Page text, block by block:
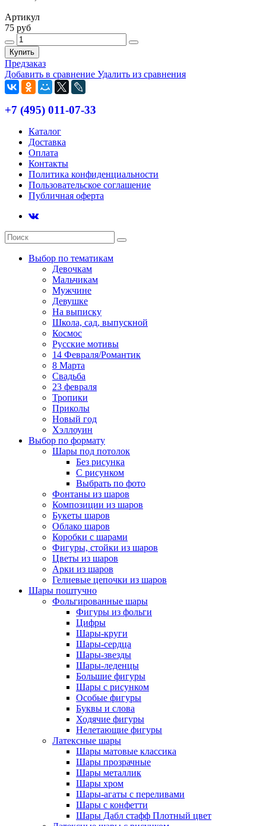
Артикул
75 руб
Купить
Предзаказ
Добавить в сравнение Удалить из сравнения
+7 (495) 011-07-33
Каталог
Доставка
Оплата
Контакты
Политика конфиденциальности
Пользовательское соглашение
Публичная оферта
Выбор по тематикам
Девочкам
Мальчикам
Мужчине
Девушке
На выписку
Школа, сад, выпускной
Космос
Русские мотивы
14 Февраля/Романтик
8 Марта
Свадьба
23 февраля
Тропики
Приколы
Новый год
Хэллоуин
Выбор по формату
Шары под потолок
Без рисунка
С рисунком
Выбрать по фото
Фонтаны из шаров
Композиции из шаров
Букеты шаров
Облако шаров
Коробки с шарами
Фигуры, стойки из шаров
Цветы из шаров
Арки из шаров
Гелиевые цепочки из шаров
Шары поштучно
Фольгированные шары
Фигуры из фольги
Цифры
Шары-круги
Шары-сердца
Шары-звезды
Шары-леденцы
Большие фигуры
Шары с рисунком
Особые фигуры
Буквы и слова
Ходячие фигуры
Нелетающие фигуры
Латексные шары
Шары матовые классика
Шары прозрачные
Шары металлик
Шары хром
Шары-агаты с переливами
Шары с конфетти
Шары Дабл стафф Плотный цвет